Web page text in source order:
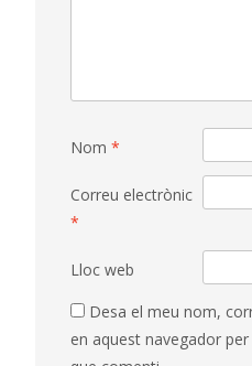
Nom *
Correu electrònic
*
Lloc web
Desa el meu nom,
en aquest navegador